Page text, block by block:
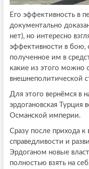
Его эффективность в
документально
нет), но интересно
эффективности в бою,
полученное им в
какие из этого можно
внешнеполитической
Для этого вернёмся в
эрдогановская Турция
Османской империи.
Сразу после прихода
справедливости и
Эрдоганом новые
полностью взять на